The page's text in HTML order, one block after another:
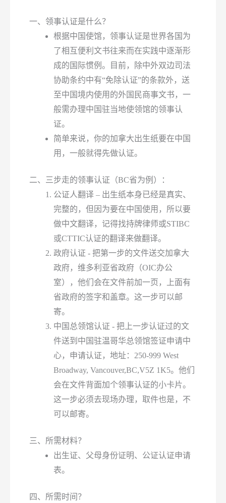
一、领事认证是什么？
根据中国使馆，领事认证是世界各国为
了相互便利文书往来而在实践中逐渐形
成的国际惯例。目前，除中外双边司法
协助条约中有“免除认证”的条款外，送
至中国境内使用的外国民商事文书，一
般需办理中国驻当地使领馆的领事认
证。
简单来说，你的加拿大出生纸要在中国
用，一般就得先做认证。
二、三步走的领事认证（BC省为例）：
公证人翻译 – 出生纸本身已经是真实、
完整的，但因为要在中国使用，所以要
做中文翻译，记得找持牌律师或STIBC
或CTTIC认证的翻译来做翻译。
政府认证 - 把第一步的文件送交加拿大
政府，维多利亚省政府（OIC办公
室），他们会在文件前加一页，上面有
省政府的签字和盖章。这一步可以邮
寄。
中国总领馆认证 - 把上一步认证过的文
件送到中国驻温哥华总领馆签证申请中
心，申请认证，地址：250-999 West
Broadway, Vancouver,BC,V5Z 1K5。他们
会在文件背面加个领事认证的小卡片。
这一步必须去现场办理，取件也是，不
可以邮寄。
三、所需材料？
出生证、父母身份证明、公证认证申请
表。
四、所需时间？